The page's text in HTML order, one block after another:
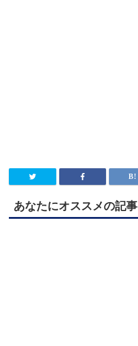
あなたにオススメの記事